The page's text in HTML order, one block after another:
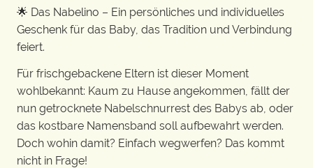
🌟 Das Nabelino – Ein persönliches und individuelles
Geschenk für das Baby, das Tradition und Verbindung
feiert.
Für frischgebackene Eltern ist dieser Moment
wohlbekannt: Kaum zu Hause angekommen, fällt der
nun getrocknete Nabelschnurrest des Babys ab, oder
das kostbare Namensband soll aufbewahrt werden.
Doch wohin damit? Einfach wegwerfen? Das kommt
nicht in Frage!